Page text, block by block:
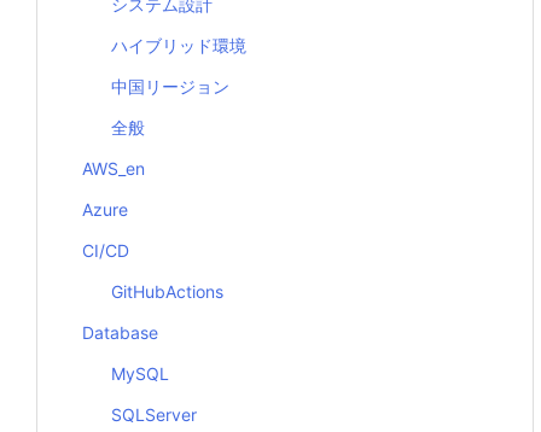
ハイブリッド環境
中国リージョン
全般
AWS_en
Azure
CI/CD
GitHubActions
Database
MySQL
SQLServer